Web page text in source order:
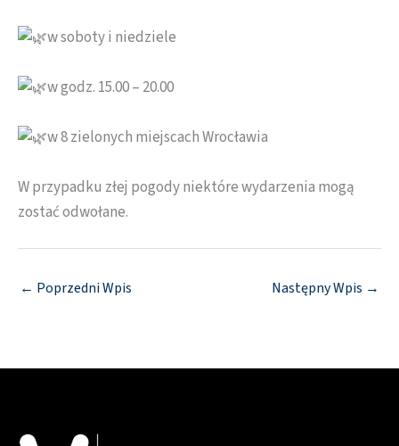
w soboty i niedziele
w godz. 15.00 – 20.00
w 8 zielonych miejscach Wrocławia
W przypadku złej pogody niektóre wydarzenia mogą
zostać odwołane.
← Poprzedni Wpis Następny Wpis →